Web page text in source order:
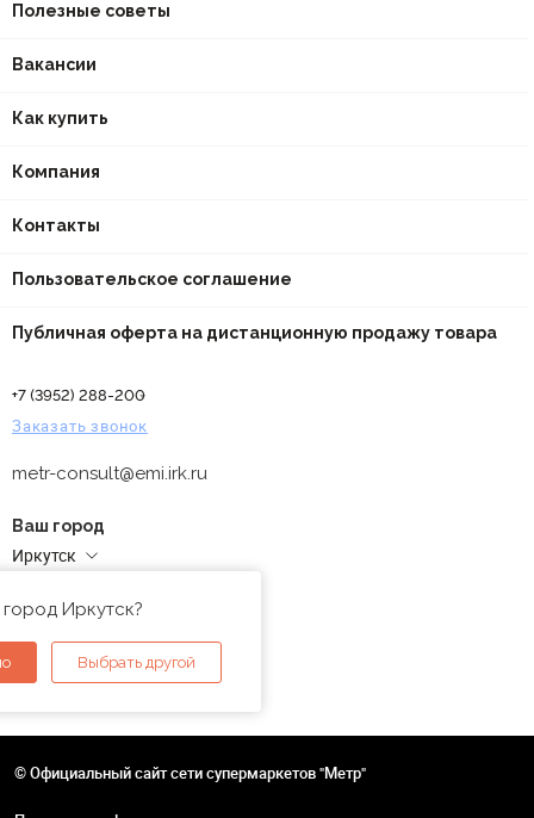
Полезные советы
Вакансии
Как купить
Компания
Контакты
Пользовательское соглашение
Публичная оферта на дистанционную продажу товара
+7 (3952) 288-200
Заказать звонок
metr-consult@emi.irk.ru
Ваш город
Иркутск
Иркутск?
Выбрать другой
© Официальный сайт сети супермаркетов "Метр"